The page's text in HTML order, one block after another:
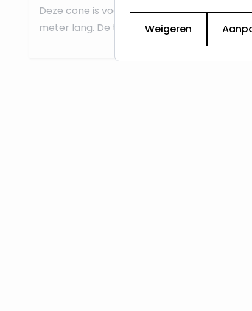
Deze cone is voorzien van een
meter lang. De totale levensduur van de led
Weigeren